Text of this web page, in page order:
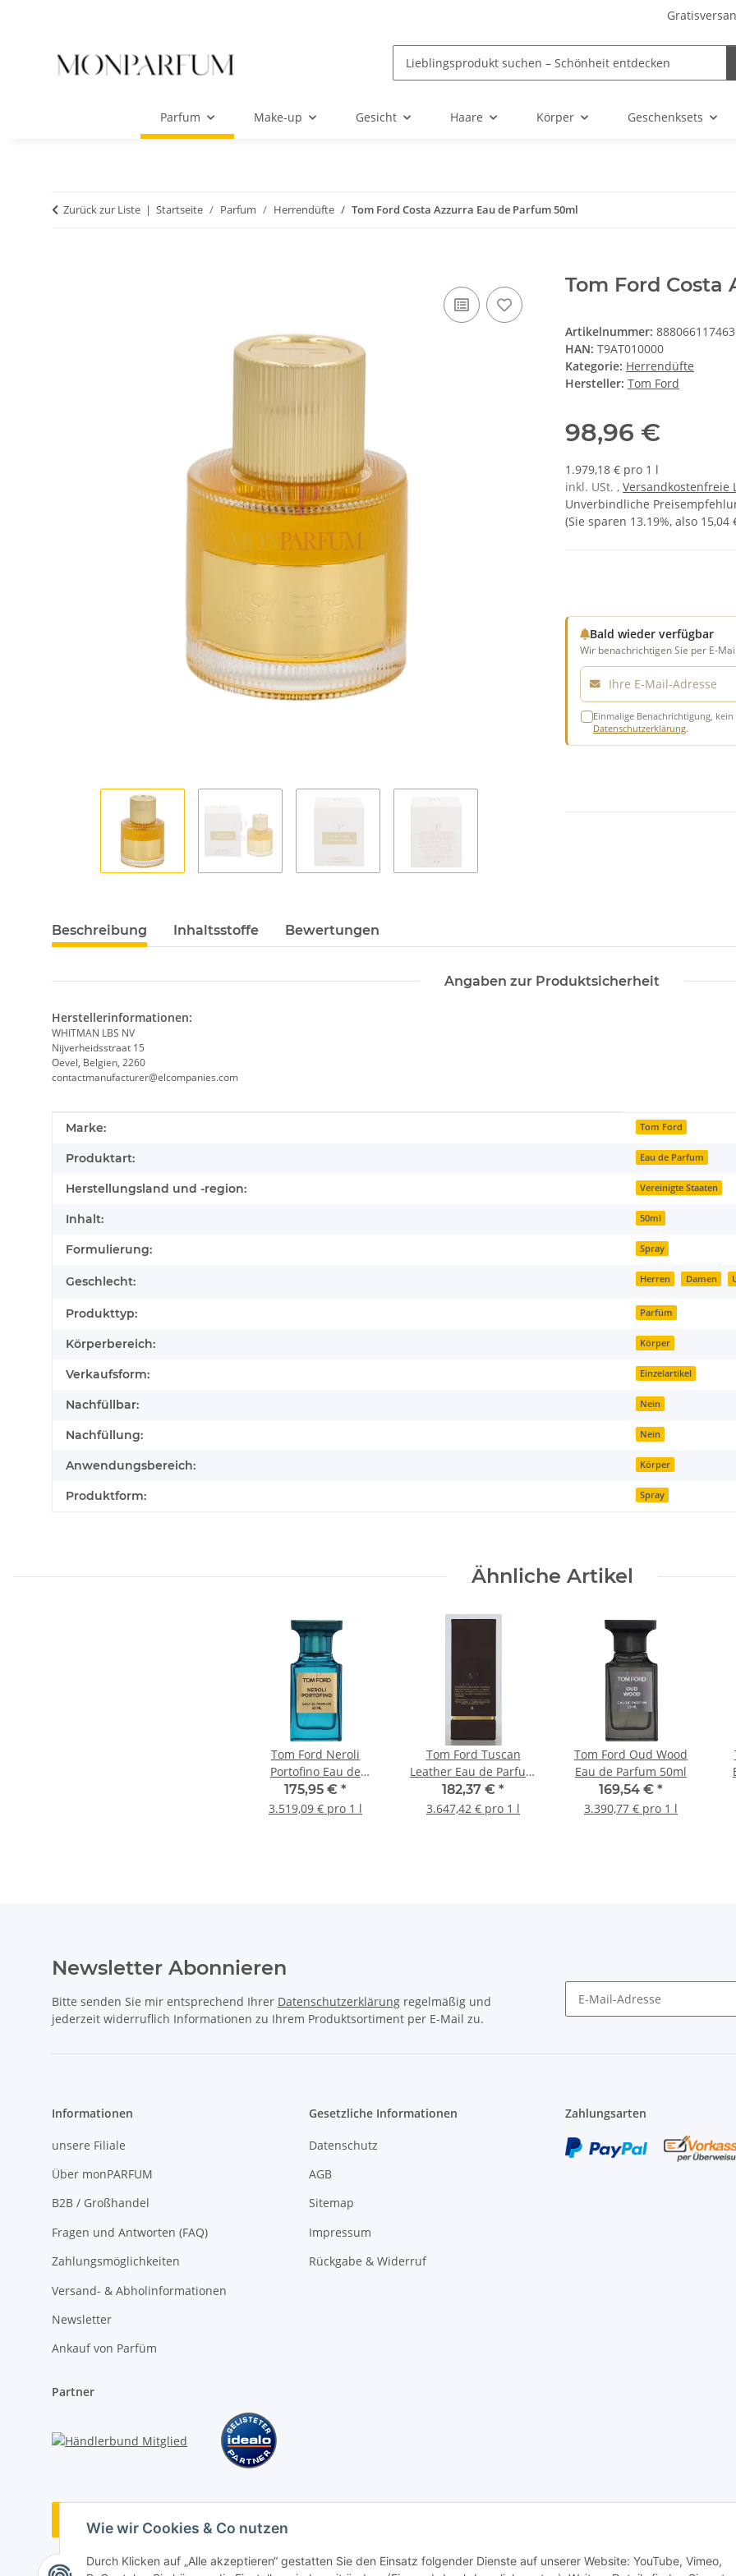
Wie wir Cookies & Co nutzen
Durch Klicken auf „Alle akzeptieren“ gestatten Sie den Einsatz folgender Dienste auf unserer Website: YouTube, Vimeo,
Parfum Make-up Gesicht Haare Körper Geschenksets
Zurück zur Liste Startseite Parfum Herrendüfte Tom Ford Costa Azzurra Eau de Parfum 50ml
Tom Ford Costa
Artikelnummer: 888066117463
HAN: T9AT010000
Kategorie: Herrendüfte
Hersteller: Tom Ford
98,96 €
1.979,18 € pro 1 l
inkl. USt. , Versandkostenfreie
Unverbindliche
(Sie sparen 13.19%, also 15,04
Bald wieder verfügbar
Wir benachrichtigen Sie per E-
E-Mail
Einmalige Benachrichtigung,
Datenschutzerklärung.
Beschreibung Inhaltsstoffe Bewertungen
Angaben zur Produktsicherheit
Herstellerinformationen:
WHITMAN LBS NV
Nijverheidsstraat 15
Oevel, Belgien, 2260
contactmanufacturer@elcompanies.com
Produkteigenschaft
Wert
Marke: Tom Ford
Produktart: Eau de Parfum
Herstellungsland und -region: Vereinigte Staaten
Inhalt: 50ml
Formulierung: Spray
Geschlecht: Herren Damen
Produkttyp: Parfüm
Körperbereich: Körper
Verkaufsform: Einzelartikel
Nachfüllbar: Nein
Nachfüllung: Nein
Anwendungsbereich: Körper
Produktform: Spray
Ähnliche Artikel
Tom Ford Neroli
Portofino Eau de
Parfum 50ml
175,95 € *
3.519,09 € pro 1 l
Tom Ford Tuscan
Leather Eau de Parfum
50ml
182,37 € *
3.647,42 € pro 1 l
Tom Ford Oud Wood
Eau de Parfum 50ml
169,54 € *
3.390,77 € pro 1 l
Newsletter Abonnieren
Bitte senden Sie mir entsprechend Ihrer Datenschutzerklärung regelmäßig und
jederzeit widerruflich Informationen zu Ihrem Produktsortiment per E-Mail zu.
Informationen
unsere Filiale
Über monPARFUM
B2B / Großhandel
Fragen und Antworten (FAQ)
Zahlungsmöglichkeiten
Versand- & Abholinformationen
Newsletter
Ankauf von Parfüm
Gesetzliche Informationen
Datenschutz
AGB
Sitemap
Impressum
Rückgabe & Widerruf
Zahlungsarten
Partner
Vertrag widerrufen